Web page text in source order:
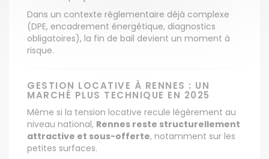
Dans un contexte réglementaire déjà complexe
(DPE, encadrement énergétique, diagnostics
obligatoires), la fin de bail devient un moment à
risque.
GESTION LOCATIVE À RENNES : UN
MARCHÉ PLUS TECHNIQUE EN 2025
Même si la tension locative recule légèrement au
niveau national, Rennes reste structurellement
attractive et sous-offerte, notamment sur les
petites surfaces.